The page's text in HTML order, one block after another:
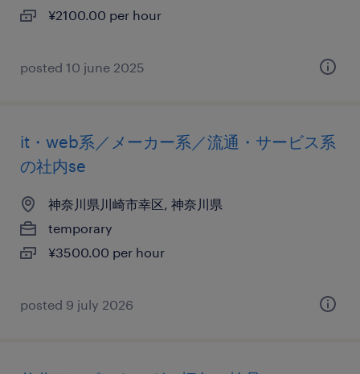
¥2100.00 per hour
posted 10 june 2025
it・web系／メーカー系／流通・サービス系
の社内se
神奈川県川崎市幸区, 神奈川県
temporary
¥3500.00 per hour
posted 9 july 2026